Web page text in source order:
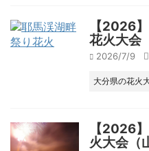
【2026
花火大会
2026/7/9
大分県の花火
【2026
火大会（